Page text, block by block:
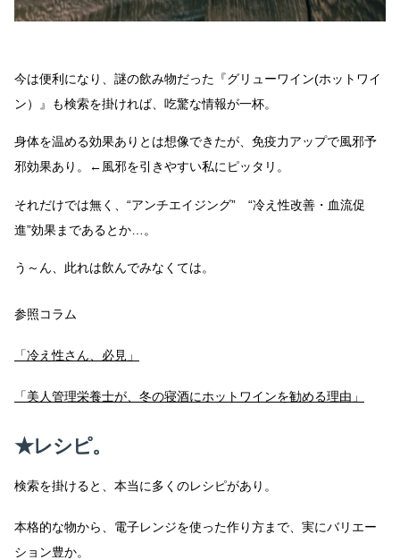
今は便利になり、謎の飲み物だった『グリューワイン(ホットワイ
ン）』も検索を掛ければ、吃驚な情報が一杯。
身体を温める効果ありとは想像できたが、免疫力アップで風邪予
邪効果あり。←風邪を引きやすい私にピッタリ。
それだけでは無く、“アンチエイジング” “冷え性改善・血流促
進”効果まであるとか…。
う～ん、此れは飲んでみなくては。
参照コラム
「冷え性さん、必見」
「美人管理栄養士が、冬の寝酒にホットワインを勧める理由」
★レシピ。
検索を掛けると、本当に多くのレシピがあり。
本格的な物から、電子レンジを使った作り方まで、実にバリエー
ション豊か。